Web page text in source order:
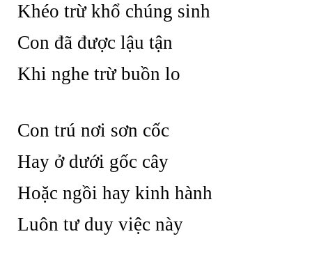
Khéo trừ khổ chúng sinh
Con đã được lậu tận
Khi nghe trừ buồn lo
Con trú nơi sơn cốc
Hay ở dưới gốc cây
Hoặc ngồi hay kinh hành
Luôn tư duy việc này